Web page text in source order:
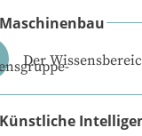
Maschinenbau
Der
Künstliche